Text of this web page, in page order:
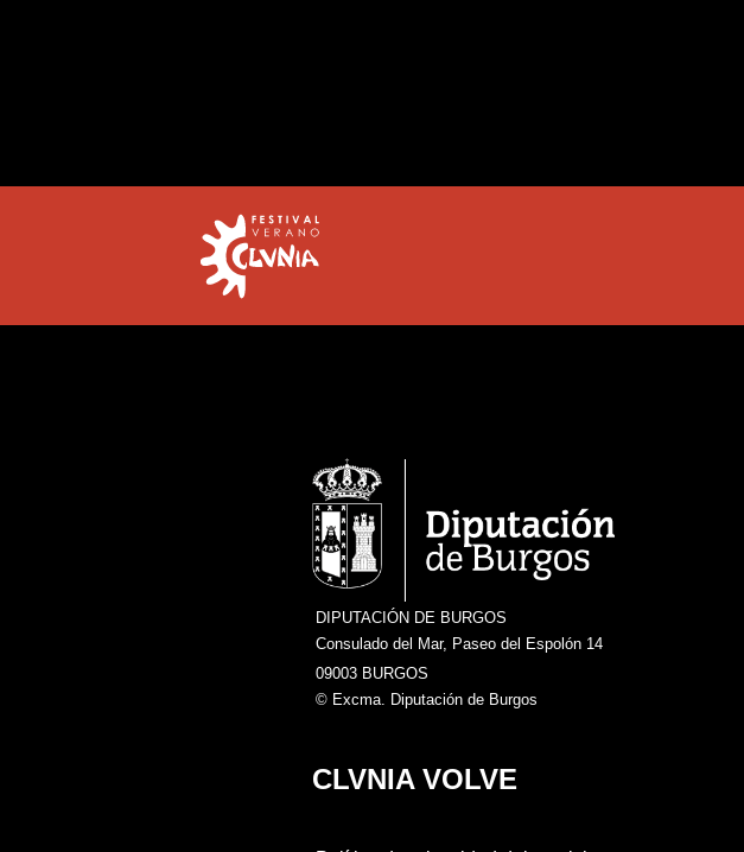
DIPUTACIÓN DE BURGOS
Consulado del Mar, Paseo del Espolón 14
09003 BURGOS
© Excma. Diputación de Burgos
CLVNIA VOLVE